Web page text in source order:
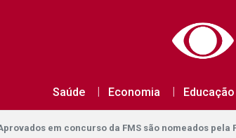
Saúde Economia Educação
Aprovados em concurso da FMS são nomeados pela
em concurso da FMS são nomeados pela